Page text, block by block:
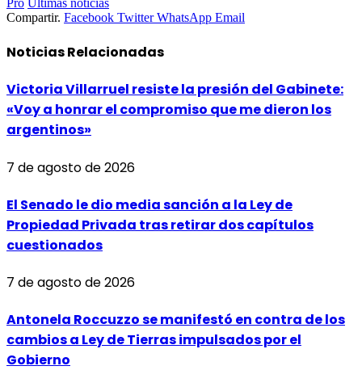
Compartir. Facebook Twitter WhatsApp Email
NoticiasRelacionadas
Victoria Villarruel resiste la presión del Gabinete:
«Voy a honrar el compromiso que me dieron los
argentinos»
7 de agosto de 2026
El Senado le dio media sanción a la Ley de
Propiedad Privada tras retirar dos capítulos
cuestionados
7 de agosto de 2026
Antonela Roccuzzo se manifestó en contra de los
cambios a Ley de Tierras impulsados por el
Gobierno